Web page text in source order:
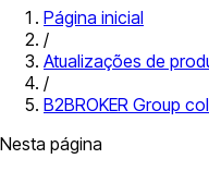
Página inicial
/
Atualizações de
/
B2BROKER Group
Nesta página